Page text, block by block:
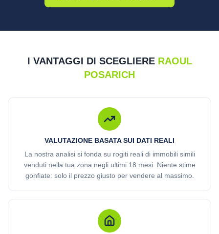
I VANTAGGI DI SCEGLIERE RAOUL
POSARICH
VALUTAZIONE BASATA SUI DATI REALI
La nostra analisi si fonda su rogiti reali di immobili simili
venduti nella tua zona negli ultimi 18 mesi. Niente stime
gonfiate: solo il prezzo giusto per vendere al massimo.